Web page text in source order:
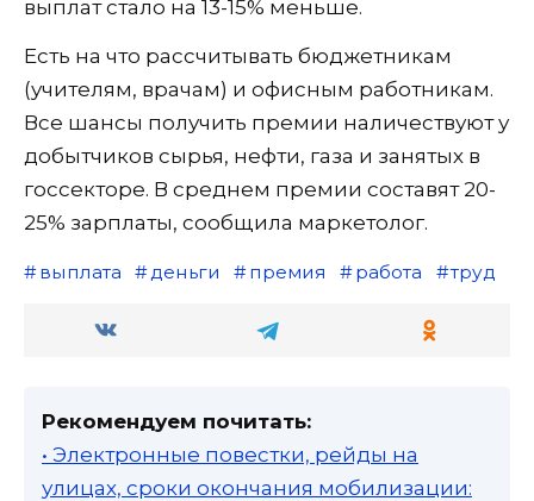
выплат стало на 13-15% меньше.
Есть на что рассчитывать бюджетникам
(учителям, врачам) и офисным работникам.
Все шансы получить премии наличествуют у
добытчиков сырья, нефти, газа и занятых в
госсекторе. В среднем премии составят 20-
25% зарплаты, сообщила маркетолог.
выплата деньги премия работа труд
Рекомендуем почитать:
• Электронные повестки, рейды на
улицах, сроки окончания мобилизации: